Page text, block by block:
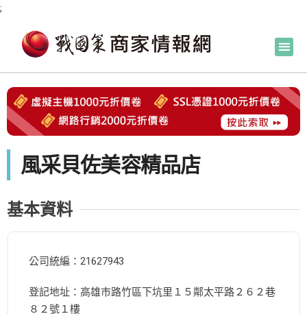
;
風采貝佐美容精品店
基本資料
公司統編：21627943
登記地址：高雄市路竹區下坑里１５鄰太平路２６２巷
８２號１樓